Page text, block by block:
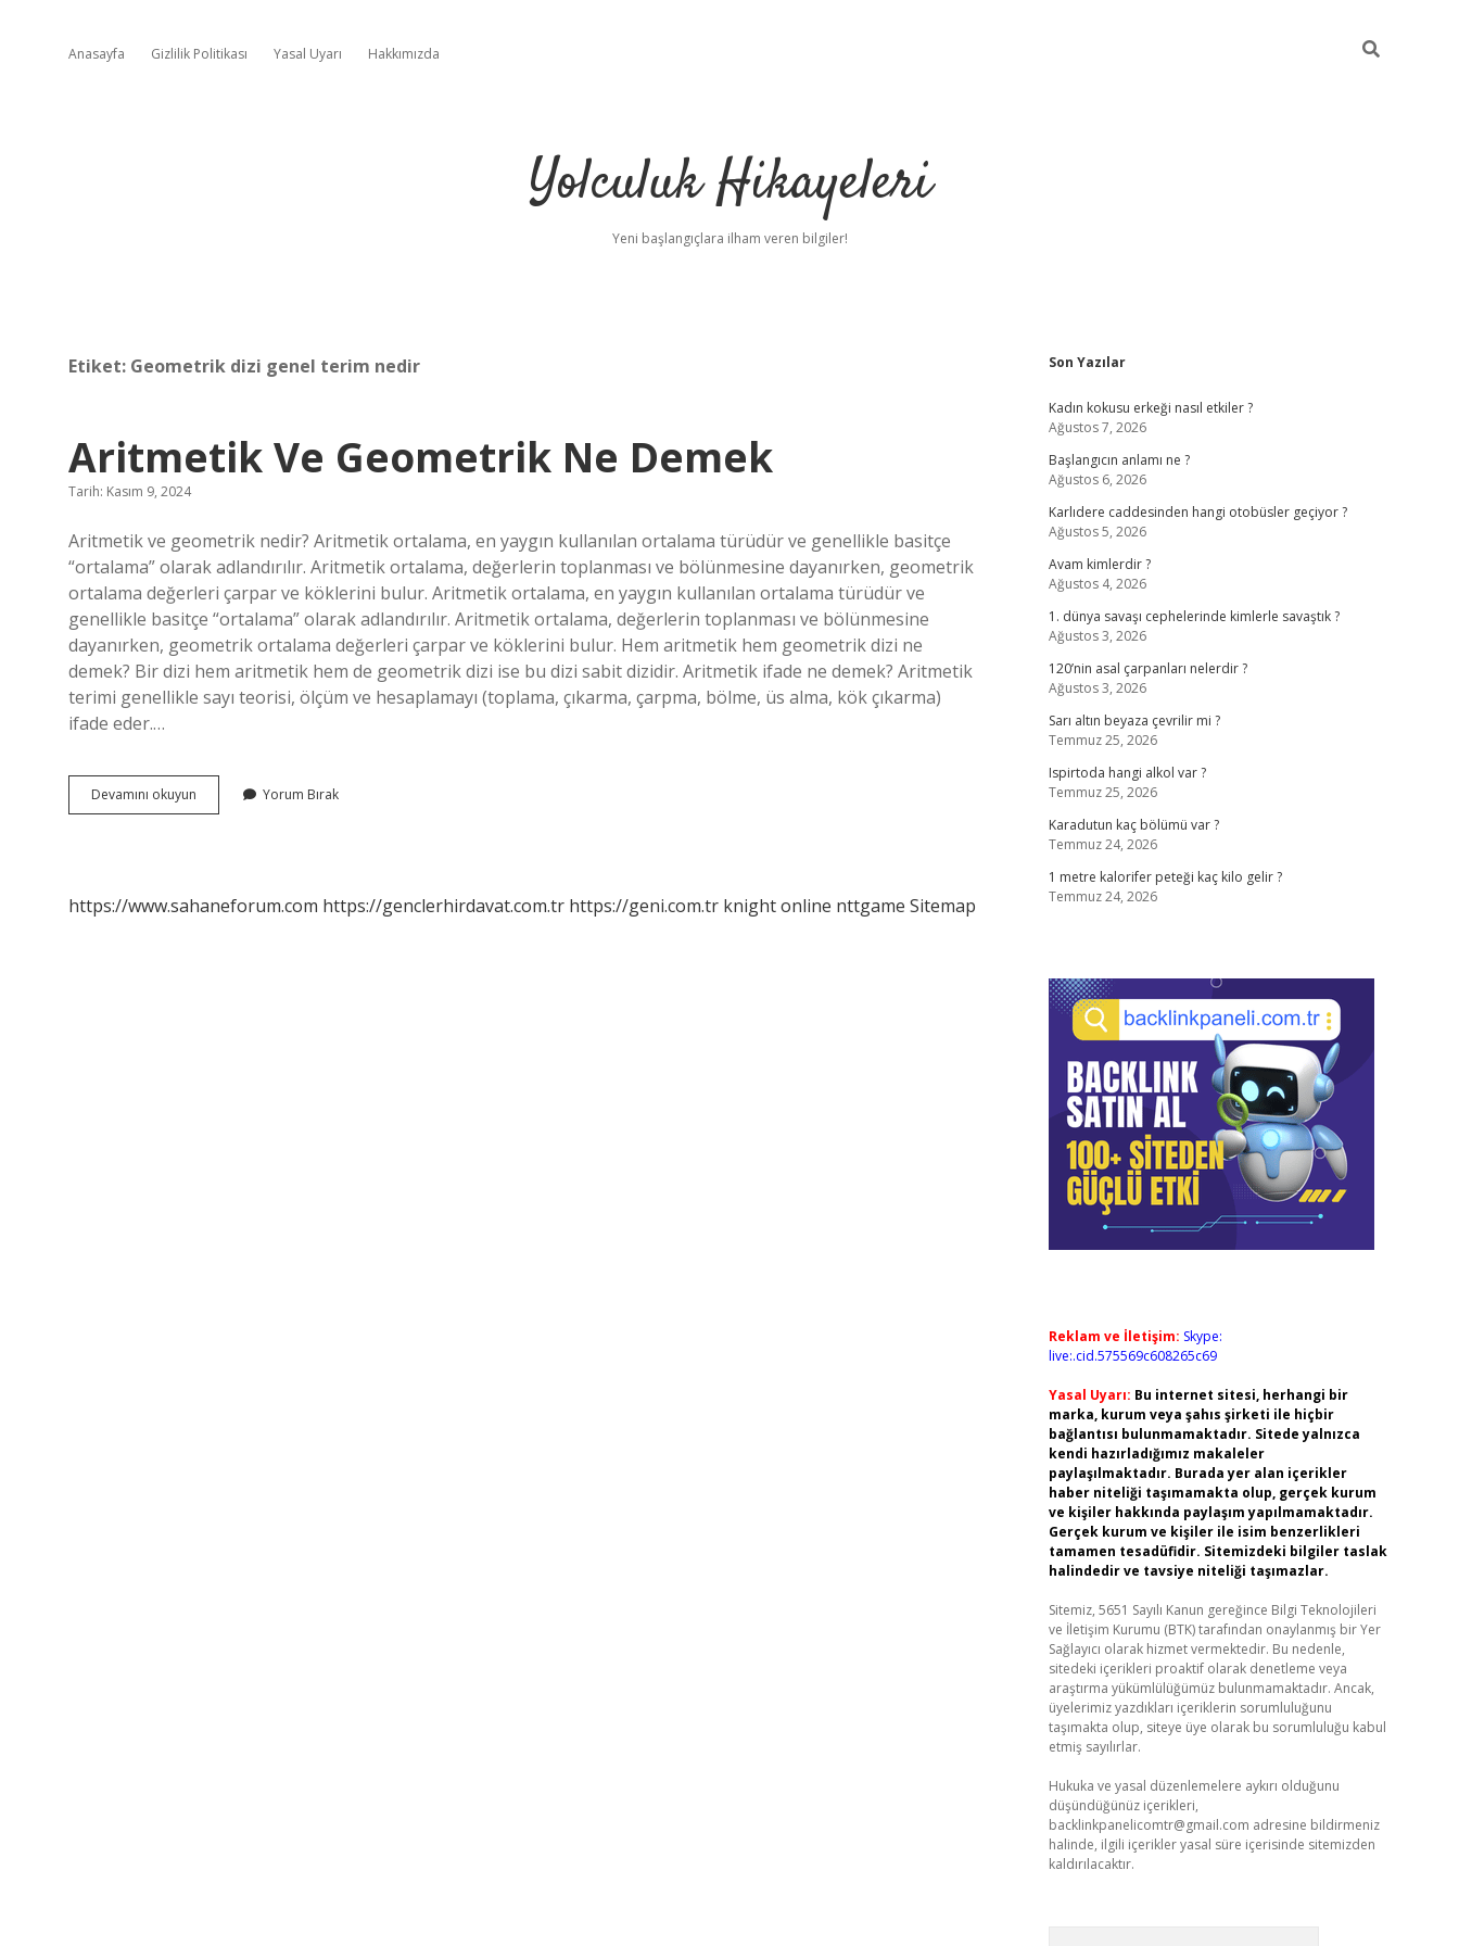
Anasayfa Gizlilik Politikası Yasal Uyarı Hakkımızda
Yolculuk Hikayeleri
Yeni başlangıçlara ilham veren bilgiler!
Etiket: Geometrik dizi genel terim nedir
Aritmetik Ve Geometrik Ne Demek
Tarih: Kasım 9, 2024
Aritmetik ve geometrik nedir? Aritmetik ortalama, en yaygın kullanılan ortalama türüdür ve genellikle basitçe
“ortalama” olarak adlandırılır. Aritmetik ortalama, değerlerin toplanması ve bölünmesine dayanırken, geometrik
ortalama değerleri çarpar ve köklerini bulur. Aritmetik ortalama, en yaygın kullanılan ortalama türüdür ve
genellikle basitçe “ortalama” olarak adlandırılır. Aritmetik ortalama, değerlerin toplanması ve bölünmesine
dayanırken, geometrik ortalama değerleri çarpar ve köklerini bulur. Hem aritmetik hem geometrik dizi ne
demek? Bir dizi hem aritmetik hem de geometrik dizi ise bu dizi sabit dizidir. Aritmetik ifade ne demek? Aritmetik
terimi genellikle sayı teorisi, ölçüm ve hesaplamayı (toplama, çıkarma, çarpma, bölme, üs alma, kök çıkarma)
ifade eder.…
Devamını okuyun Aritmetik
Ve
Yorum Bırak
https://www.sahaneforum.com https://genclerhirdavat.com.tr https://geni.com.tr knight online nttgame Sitemap
Sidebar
Son Yazılar
Kadın kokusu erkeği nasıl etkiler ?
Ağustos 7, 2026
Başlangıcın anlamı ne ?
Ağustos 6, 2026
Karlıdere caddesinden hangi otobüsler geçiyor ?
Ağustos 5, 2026
Avam kimlerdir ?
Ağustos 4, 2026
1. dünya savaşı cephelerinde kimlerle savaştık ?
Ağustos 3, 2026
120’nin asal çarpanları nelerdir ?
Ağustos 3, 2026
Sarı altın beyaza çevrilir mi ?
Temmuz 25, 2026
Ispirtoda hangi alkol var ?
Temmuz 25, 2026
Karadutun kaç bölümü var ?
Temmuz 24, 2026
1 metre kalorifer peteği kaç kilo gelir ?
Temmuz 24, 2026
Reklam ve İletişim: Skype:
live:.cid.575569c608265c69
Yasal Uyarı: Bu internet sitesi, herhangi bir
marka, kurum veya şahıs şirketi ile hiçbir
bağlantısı bulunmamaktadır. Sitede yalnızca
kendi hazırladığımız makaleler
paylaşılmaktadır. Burada yer alan içerikler
haber niteliği taşımamakta olup, gerçek kurum
ve kişiler hakkında paylaşım yapılmamaktadır.
Gerçek kurum ve kişiler ile isim benzerlikleri
tamamen tesadüfidir. Sitemizdeki bilgiler taslak
halindedir ve tavsiye niteliği taşımazlar.
Sitemiz, 5651 Sayılı Kanun gereğince Bilgi Teknolojileri
ve İletişim Kurumu (BTK) tarafından onaylanmış bir Yer
Sağlayıcı olarak hizmet vermektedir. Bu nedenle,
sitedeki içerikleri proaktif olarak denetleme veya
araştırma yükümlülüğümüz bulunmamaktadır. Ancak,
üyelerimiz yazdıkları içeriklerin sorumluluğunu
taşımakta olup, siteye üye olarak bu sorumluluğu kabul
etmiş sayılırlar.
Hukuka ve yasal düzenlemelere aykırı olduğunu
düşündüğünüz içerikleri,
backlinkpanelicomtr@gmail.com adresine bildirmeniz
halinde, ilgili içerikler yasal süre içerisinde sitemizden
kaldırılacaktır.
betexper giriş